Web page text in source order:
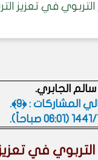
في تعزيز
سالم الجابري.
المشاركات : ﴿9﴾.
صباحاً)
.
في